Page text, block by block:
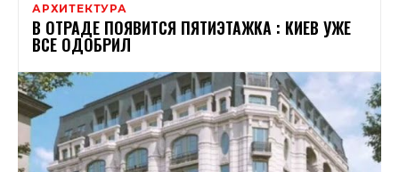
АРХИТЕКТУРА
В ОТРАДЕ ПОЯВИТСЯ ПЯТИЭТАЖКА : КИЕВ УЖЕ
ВСЕ ОДОБРИЛ